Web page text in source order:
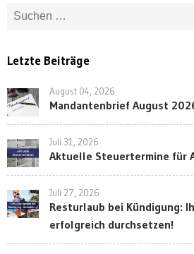
Suche nach:
Letzte Beiträge
August 04, 2026
Mandantenbrief August
Juli 31, 2026
Aktuelle Steuertermine für
Juli 27, 2026
Resturlaub bei Kündigung:
erfolgreich durchsetzen!